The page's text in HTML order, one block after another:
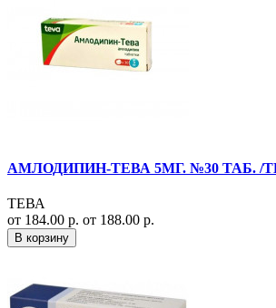
АМЛОДИПИН-ТЕВА 5МГ. №30 ТАБ. /
ТЕВА
от 184.00 р. от 188.00 р.
В корзину